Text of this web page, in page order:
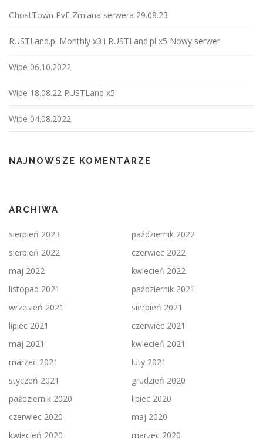
GhostTown PvE Zmiana serwera 29.08.23
RUSTLand.pl Monthly x3 i RUSTLand.pl x5 Nowy serwer
Wipe 06.10.2022
Wipe 18.08.22 RUSTLand x5
Wipe 04.08.2022
NAJNOWSZE KOMENTARZE
ARCHIWA
sierpień 2023
październik 2022
sierpień 2022
czerwiec 2022
maj 2022
kwiecień 2022
listopad 2021
październik 2021
wrzesień 2021
sierpień 2021
lipiec 2021
czerwiec 2021
maj 2021
kwiecień 2021
marzec 2021
luty 2021
styczeń 2021
grudzień 2020
październik 2020
lipiec 2020
czerwiec 2020
maj 2020
kwiecień 2020
marzec 2020